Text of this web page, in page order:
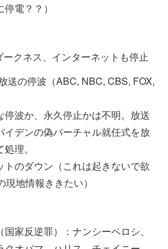
停電？？）
クネス、インターネットも停止
の停波（ABC, NBC, CBS, FOX,
、永久停止かは不明。放送
イデンの偽バーチャル就任式を放
理。
ダウン（これは起きないで欲
地情報ききたい）
家反逆罪）：ナンシーペロシ、